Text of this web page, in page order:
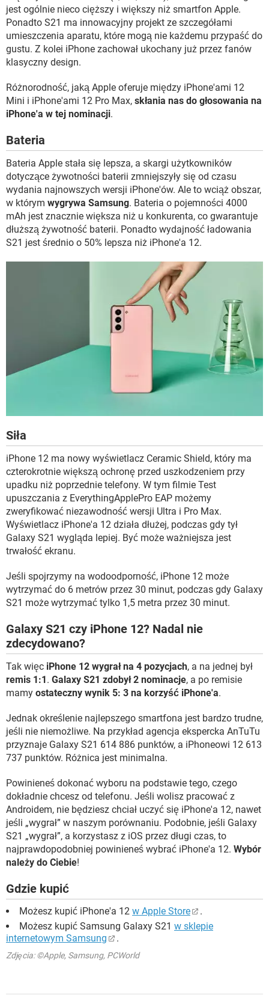
jest ogólnie nieco cięższy i większy niż smartfon Apple.
Ponadto S21 ma innowacyjny projekt ze szczegółami
umieszczenia aparatu, które mogą nie każdemu przypaść do
gustu. Z kolei iPhone zachował ukochany już przez fanów
klasyczny design.
Różnorodność, jaką Apple oferuje między iPhone'ami 12
Mini i iPhone'ami 12 Pro Max, skłania nas do głosowania na
iPhone'a w tej nominacji.
Bateria
Bateria Apple stała się lepsza, a skargi użytkowników
dotyczące żywotności baterii zmniejszyły się od czasu
wydania najnowszych wersji iPhone'ów. Ale to wciąż obszar,
w którym wygrywa Samsung. Bateria o pojemności 4000
mAh jest znacznie większa niż u konkurenta, co gwarantuje
dłuższą żywotność baterii. Ponadto wydajność ładowania
S21 jest średnio o 50% lepsza niż iPhone'a 12.
Siła
iPhone 12 ma nowy wyświetlacz Ceramic Shield, który ma
czterokrotnie większą ochronę przed uszkodzeniem przy
upadku niż poprzednie telefony. W tym filmie Test
upuszczania z EverythingApplePro EAP możemy
zweryfikować niezawodność wersji Ultra i Pro Max.
Wyświetlacz iPhone'a 12 działa dłużej, podczas gdy tył
Galaxy S21 wygląda lepiej. Być może ważniejsza jest
trwałość ekranu.
Jeśli spojrzymy na wodoodporność, iPhone 12 może
wytrzymać do 6 metrów przez 30 minut, podczas gdy Galaxy
S21 może wytrzymać tylko 1,5 metra przez 30 minut.
Galaxy S21 czy iPhone 12? Nadal nie
zdecydowano?
Tak więc iPhone 12 wygrał na 4 pozycjach, a na jednej był
remis 1:1. Galaxy S21 zdobył 2 nominacje, a po remisie
mamy ostateczny wynik 5: 3 na korzyść iPhone'a.
Jednak określenie najlepszego smartfona jest bardzo trudne,
jeśli nie niemożliwe. Na przykład agencja ekspercka AnTuTu
przyznaje Galaxy S21 614 886 punktów, a iPhoneowi 12 613
737 punktów. Różnica jest minimalna.
Powinieneś dokonać wyboru na podstawie tego, czego
dokładnie chcesz od telefonu. Jeśli wolisz pracować z
Androidem, nie będziesz chciał uczyć się iPhone'a 12, nawet
jeśli „wygrał” w naszym porównaniu. Podobnie, jeśli Galaxy
S21 „wygrał”, a korzystasz z iOS przez długi czas, to
najprawdopodobniej powinieneś wybrać iPhone'a 12. Wybór
należy do Ciebie!
Gdzie kupić
Możesz kupić iPhone'a 12 w Apple Store
.
Możesz kupić Samsung Galaxy S21 w sklepie
internetowym Samsung
.
Zdjęcia: ©Apple, Samsung, PCWorld